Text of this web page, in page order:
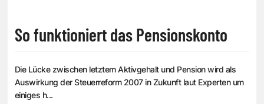
So funktioniert das Pensionskonto
Die Lücke zwischen letztem Aktivgehalt und Pension wird als
Auswirkung der Steuerreform 2007 in Zukunft laut Experten um
einiges h...